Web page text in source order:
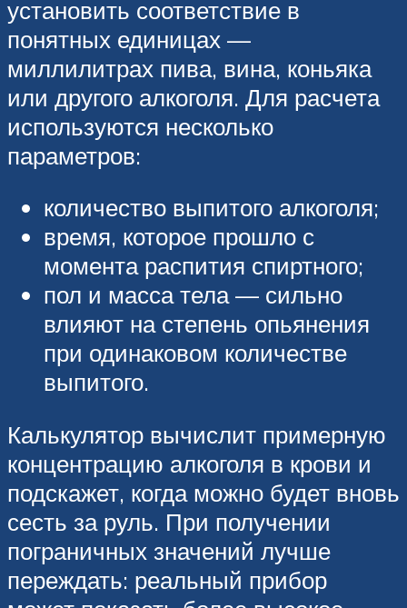
установить соответствие в
понятных единицах —
миллилитрах пива, вина, коньяка
или другого алкоголя. Для расчета
используются несколько
параметров:
количество выпитого алкоголя;
время, которое прошло с
момента распития спиртного;
пол и масса тела — сильно
влияют на степень опьянения
при одинаковом количестве
выпитого.
Калькулятор вычислит примерную
концентрацию алкоголя в крови и
подскажет, когда можно будет вновь
сесть за руль. При получении
пограничных значений лучше
переждать: реальный прибор